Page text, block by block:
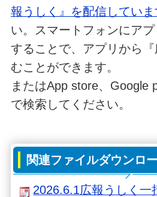
報うしく』を配信していま
い。スマートフォンにア
することで、アプリから
むことができます。
またはApp store、Google
で検索してください。
関連ファイルダウンロ
2026.6.1広報うしく一